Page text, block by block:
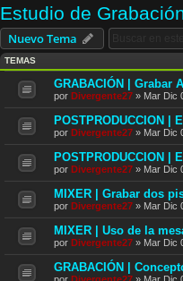
Estudio de
Nuevo Tema
TEMAS
GRABACIÓN | Grabar
por Divergente27 » Mar Dic
POSTPRODUCCION
por Divergente27 » Mar Dic
POSTPRODUCCION
por Divergente27 » Mar Dic
MIXER | Grabar dos
por Divergente27 » Mar Dic
MIXER | Uso de la
por Divergente27 » Mar Dic
GRABACIÓN |